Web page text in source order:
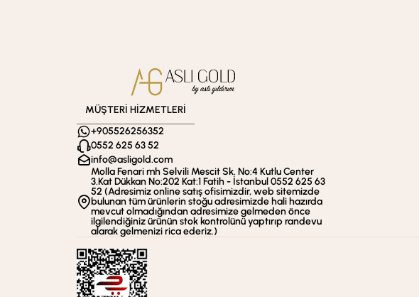
MÜŞTERİ HİZMETLERİ
+905526256352
0552 625 63 52
info@asligold.com
Molla Fenari mh Selvili Mescit Sk. No:4 Kutlu Center
3.Kat Dükkan No:202 Kat:1 Fatih - İstanbul 0552 625 63
52 (Adresimiz online satış ofisimizdir, web sitemizde
bulunan tüm ürünlerin stoğu adresimizde hali hazırda
mevcut olmadığından adresimize gelmeden önce
ilgilendiğiniz ürünün stok kontrolünü yaptırıp randevu
alarak gelmenizi rica ederiz.)